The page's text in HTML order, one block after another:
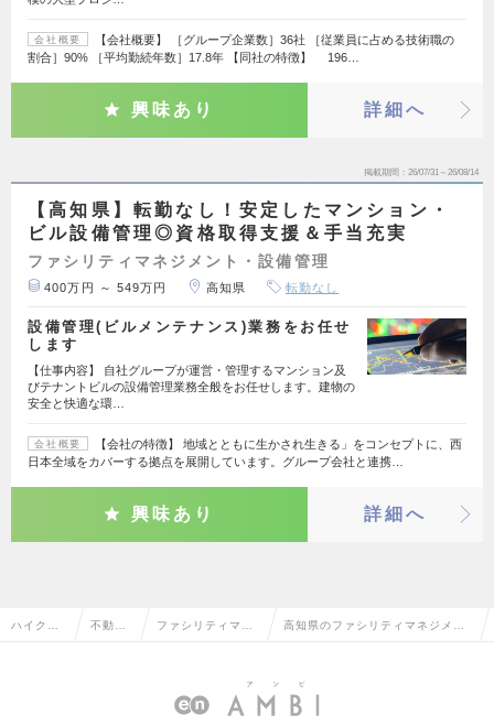
会社概要
【会社概要】 ［グループ企業数］36社 ［従業員に占める技術職の
割合］90% ［平均勤続年数］17.8年 【同社の特徴】 196…
興味あり 詳細へ
掲載期間 26/07/31～26/08/14
【高知県】転勤なし！安定したマンション・
ビル設備管理◎資格取得支援＆手当充実
ファシリティマネジメント・設備管理
400万円 ～ 549万円 高知県 転勤なし
設備管理(ビルメンテナンス)業務をお任せ
します
【仕事内容】 自社グループが運営・管理するマンション及
びテナントビルの設備管理業務全般をお任せします。建物の
安全と快適な環…
会社概要
【会社の特徴】 地域とともに生かされ生きる」をコンセプトに、西
日本全域をカバーする拠点を展開しています。グループ会社と連携…
興味あり 詳細へ
ハイクラ 不動産 ファシリティマネ 高知県のファシリティマネジメン
覧